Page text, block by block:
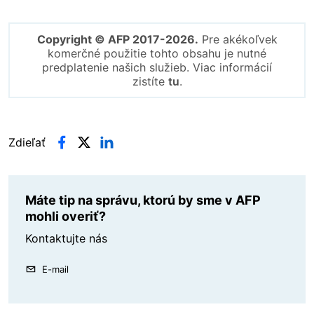
Copyright © AFP 2017-2026. Pre akékoľvek
komerčné použitie tohto obsahu je nutné
predplatenie našich služieb. Viac informácií
zistíte tu.
Zdieľať
Máte tip na správu, ktorú by sme v AFP
mohli overiť?
Kontaktujte nás
E-mail